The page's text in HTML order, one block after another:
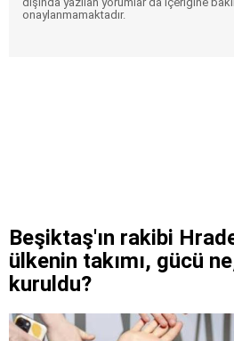
onaylanmamaktadır.
Beşiktaş'ın rakibi
ülkenin takımı, gücü
kuruldu?